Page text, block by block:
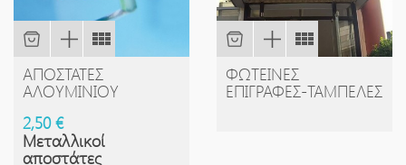
ΑΠΟΣΤΆΤΕΣ
ΑΛΟΥΜΙΝΊΟΥ
2,50 €
Μεταλλικοί
αποστάτες
ΦΩΤΕΙΝΈΣ
ΕΠΙΓΡΑΦΈΣ-ΤΑΜΠΈΛΕΣ